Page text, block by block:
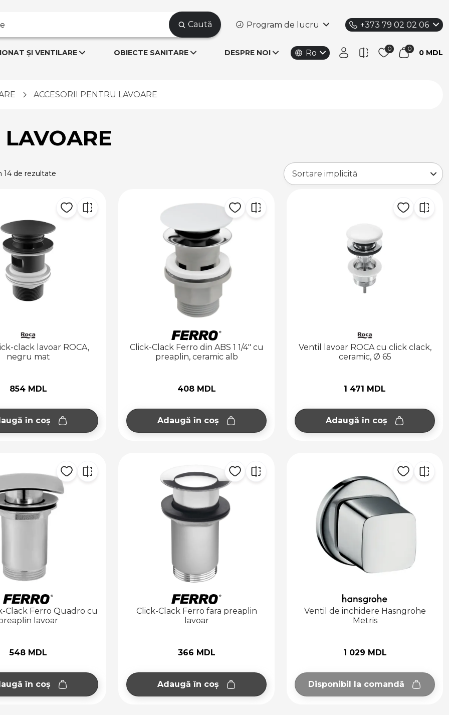
Caută Program de lucru +373 79 02 02 06
ȘI VENTILARE OBIECTE SANITARE DESPRE NOI Ro 0 MDL
ACCESORII PENTRU LAVOARE
14 de rezultate
clack lavoar ROCA,
negru mat
854 MDL
în coș
Click-Clack Ferro din ABS 1 1/4" cu
preaplin, ceramic alb
408 MDL
Adaugă în coș
Ventil lavoar ROCA cu click clack,
ceramic, Ø 65
1 471 MDL
Adaugă în coș
Clack Ferro Quadro cu
lavoar
548 MDL
în coș
Click-Clack Ferro fara preaplin
lavoar
366 MDL
Adaugă în coș
Ventil de inchidere Hasngrohe
Metris
1 029 MDL
Disponibil la comandă